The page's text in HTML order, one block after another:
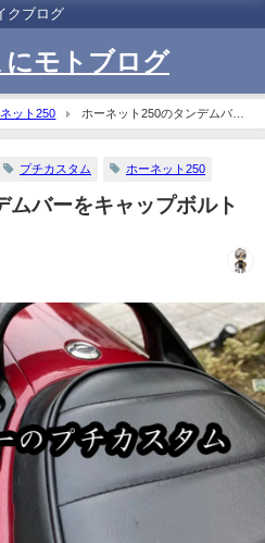
クブログ
にモトブログ
ット250
ホーネット250のタンデムバー
プチカスタム ホーネット250
ムバーをキャップボルト